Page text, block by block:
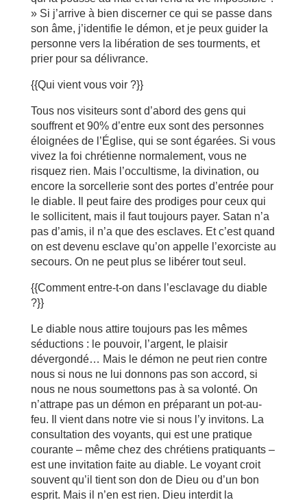
» Si j’arrive à bien discerner ce qui se passe dans
son âme, j’identifie le démon, et je peux guider la
personne vers la libération de ses tourments, et
prier pour sa délivrance.
{{Qui vient vous voir ?}}
Tous nos visiteurs sont d’abord des gens qui
souffrent et 90% d’entre eux sont des personnes
éloignées de l’Église, qui se sont égarées. Si vous
vivez la foi chrétienne normalement, vous ne
risquez rien. Mais l’occultisme, la divination, ou
encore la sorcellerie sont des portes d’entrée pour
le diable. Il peut faire des prodiges pour ceux qui
le sollicitent, mais il faut toujours payer. Satan n’a
pas d’amis, il n’a que des esclaves. Et c’est quand
on est devenu esclave qu’on appelle l’exorciste au
secours. On ne peut plus se libérer tout seul.
{{Comment entre-t-on dans l’esclavage du diable
?}}
Le diable nous attire toujours pas les mêmes
séductions : le pouvoir, l’argent, le plaisir
dévergondé… Mais le démon ne peut rien contre
nous si nous ne lui donnons pas son accord, si
nous ne nous soumettons pas à sa volonté. On
n’attrape pas un démon en préparant un pot-au-
feu. Il vient dans notre vie si nous l’y invitons. La
consultation des voyants, qui est une pratique
courante – même chez des chrétiens pratiquants –
est une invitation faite au diable. Le voyant croit
souvent qu’il tient son don de Dieu ou d’un bon
esprit. Mais il n’en est rien. Dieu interdit la